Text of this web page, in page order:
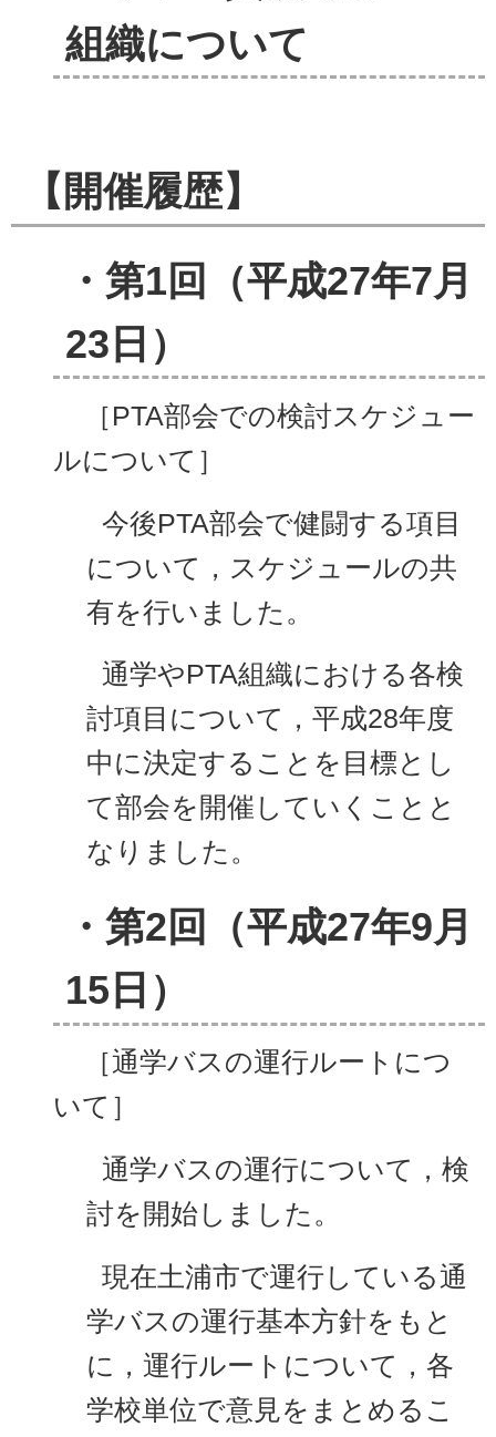
組織について
【開催履歴】
・第1回（平成27年7月
23日）
［PTA部会での検討スケジュー
ルについて］
今後PTA部会で健闘する項目
について，スケジュールの共
有を行いました。
通学やPTA組織における各検
討項目について，平成28年度
中に決定することを目標とし
て部会を開催していくことと
なりました。
・第2回（平成27年9月
15日）
［通学バスの運行ルートにつ
いて］
通学バスの運行について，検
討を開始しました。
現在土浦市で運行している通
学バスの運行基本方針をもと
に，運行ルートについて，各
学校単位で意見をまとめるこ